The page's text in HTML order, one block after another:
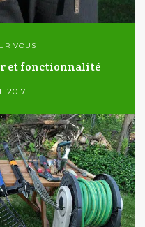
VOUS
et fonctionnalité
2017